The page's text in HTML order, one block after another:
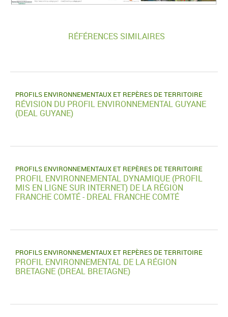
RÉFÉRENCES SIMILAIRES
PROFILS ENVIRONNEMENTAUX ET REPÈRES DE TERRITOIRE
RÉVISION DU PROFIL ENVIRONNEMENTAL GUYANE
(DEAL GUYANE)
PROFILS ENVIRONNEMENTAUX ET REPÈRES DE TERRITOIRE
PROFIL ENVIRONNEMENTAL DYNAMIQUE (PROFIL
MIS EN LIGNE SUR INTERNET) DE LA RÉGION
FRANCHE COMTÉ - DREAL FRANCHE COMTÉ
PROFILS ENVIRONNEMENTAUX ET REPÈRES DE TERRITOIRE
PROFIL ENVIRONNEMENTAL DE LA RÉGION
BRETAGNE (DREAL BRETAGNE)